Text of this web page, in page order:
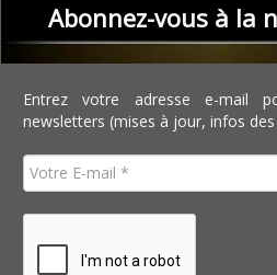
Abonnez-vous à la
Entrez votre adresse e-mail
newsletters (mises à jour, infos